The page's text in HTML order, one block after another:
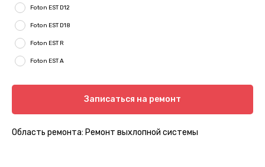
Foton EST D12
Foton EST D18
Foton EST R
Foton EST A
Записаться на ремонт
Область ремонта: Ремонт выхлопной системы